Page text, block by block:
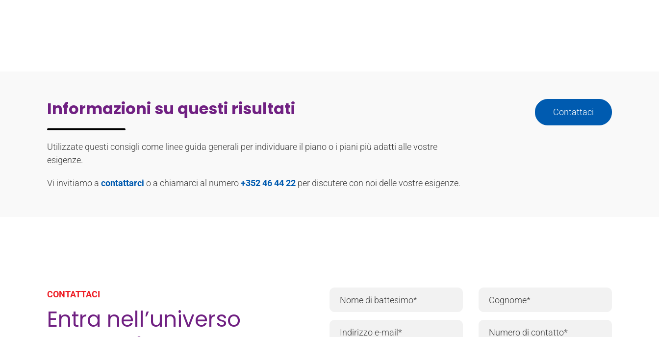
Informazioni su questi risultati
Utilizzate questi consigli come linee guida generali per individuare il piano o i piani più adatti alle vostre
esigenze.
Vi invitiamo a contattarci o a chiamarci al numero+352 46 44 22 per discutere con noi delle vostre esigenze.
Contattaci
CONTATTACI
Entra nell’universo